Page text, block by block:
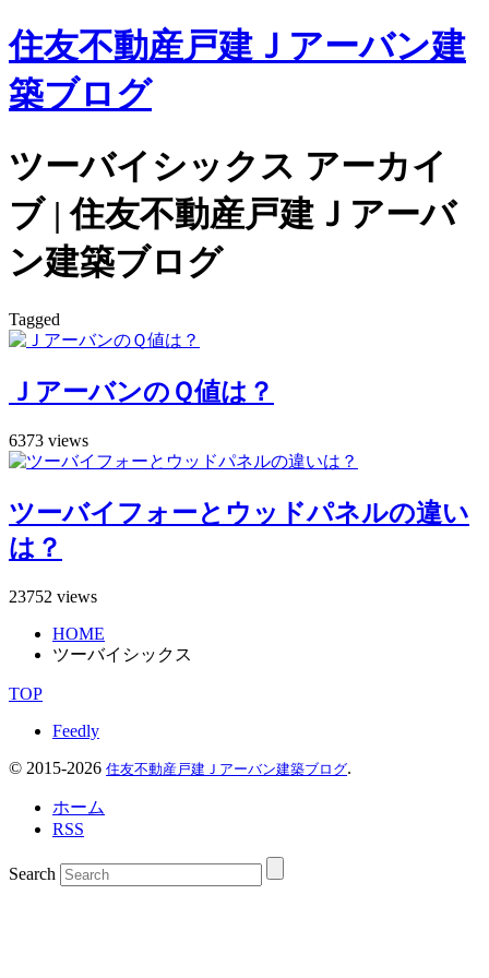
住友不動産戸建Ｊアーバン建
築ブログ
ツーバイシックス アーカイ
ブ | 住友不動産戸建Ｊアーバ
ン建築ブログ
Tagged
ＪアーバンのＱ値は？
6373 views
ツーバイフォーとウッドパネルの違い
は？
23752 views
HOME
ツーバイシックス
TOP
Feedly
© 2015-2026 住友不動産戸建Ｊアーバン建築ブログ.
ホーム
RSS
Search